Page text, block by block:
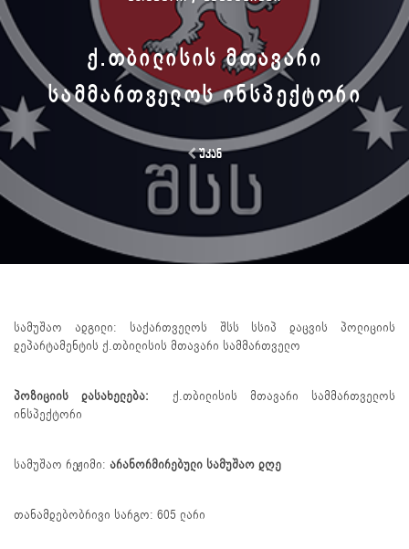
Ქ.ᲗᲑᲘᲚᲘᲡᲘᲡ ᲛᲗᲐᲕᲐᲠᲘ
ᲡᲐᲛᲛᲐᲠᲗᲕᲔᲚᲝᲡ ᲘᲜᲡᲞᲔᲥᲢᲝᲠᲘ
უკან
სამუშაო ადგილი: საქართველოს შსს სსიპ დაცვის პოლიციის
დეპარტამენტის ქ.თბილისის მთავარი სამმართველო
პოზიციის დასახელება: ქ.თბილისის მთავარი სამმართველოს
ინსპექტორი
სამუშაო რეჟიმი: არანორმირებული სამუშაო დღე
თანამდებობრივი სარგო: 605 ლარი